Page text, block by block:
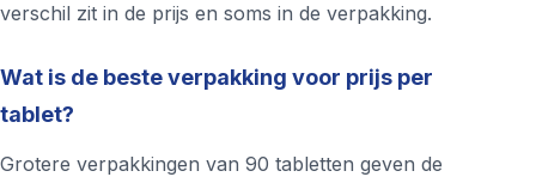
verschil zit in de prijs en soms in de verpakking.
Wat is de beste verpakking voor prijs per
tablet?
Grotere verpakkingen van 90 tabletten geven de